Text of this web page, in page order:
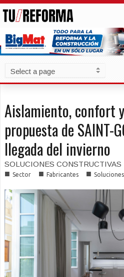
Aislamiento, confort
propuesta de SAINT-
llegada del invierno
SOLUCIONES CONSTRUCTIVAS
■ Sector ■ Fabricantes ■